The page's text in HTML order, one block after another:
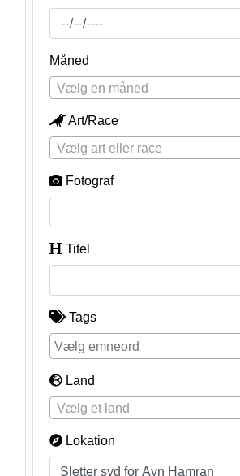
Måned
Vælg en måned
Art/Race
Vælg art eller race
Fotograf
Titel
Tags
Land
Vælg et land
Lokation